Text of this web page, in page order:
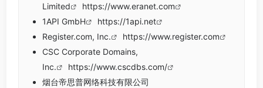
Limited
https://www.eranet.com
1API GmbH
https://1api.net
Register.com, Inc.
https://www.register.com
CSC Corporate Domains,
Inc.
https://www.cscdbs.com/
烟台帝思普网络科技有限公司